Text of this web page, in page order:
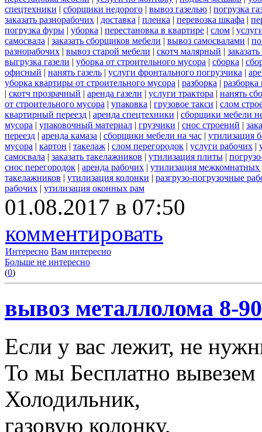
спецтехники | сборщики недорого | вывоз газелью | погрузка
заказать разнорабочих | доставка | пленка | перевозка шкафа |
погрузка фуры | уборка | перестановка в квартире | слом |
самосвала | заказать сборщиков мебели | вывоз самосвалами |
разнорабочих | вывоз старой мебели | скотч малярный |
выгрузка газели | уборка от строительного мусора | сборка |
офисный | нанять газель | услуги фронтального погрузчика |
уборка квартиры от строительного мусора | разборка |
| скотч прозрачный | аренда газели | услуги трактора | нанять
от строительного мусора | упаковка | грузовое такси | слом
квартирный переезд | аренда спецтехники | сборщики мебели
мусора | упаковочный материал | грузчики | снос строений |
переезд | аренда камаза | сборщики мебели на час | утилизация
мусора | картон | такелаж | слом перегородок | услуги рабочих |
самосвала | заказать такелажников | утилизация плиты |
снос перегородок | аренда рабочих | утилизация межкомнатных
такелажников | утилизация колонки | разгрузо-погрузочные
рабочих | утилизация оконных рам
01.08.2017 в 07:50
комментировать
Интересно Вам интересно
Больше не интересно
(0)
вывоз металлолома 8-
Если у вас лежит, не
То мы Бесплатно
Холодильник,
газовую колонку,